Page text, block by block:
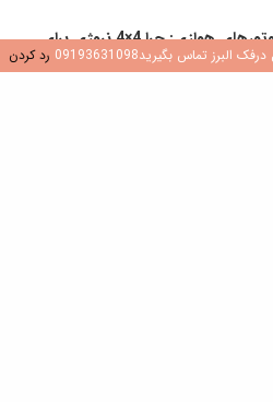
ساخت موتورهای هوازی: چرا 4×4 نروژی برای
جوان یک تغییر دهنده بازی است
تماس بگیرید09193631098 رد کردن